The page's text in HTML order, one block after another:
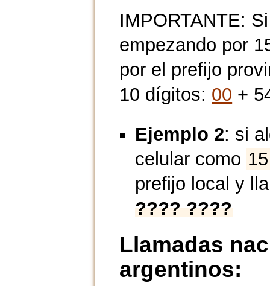
IMPORTANTE:
empezando por
por el prefijo
10 dígitos: 00 +
Ejemplo 2: si
celular como
prefijo local y
???? ????
Llamadas
argentinos: